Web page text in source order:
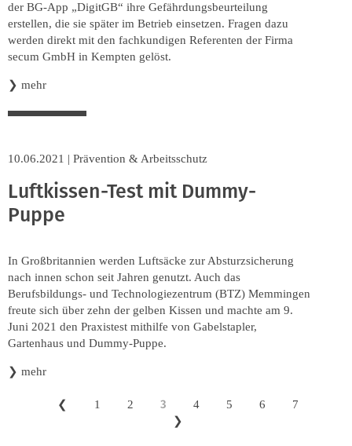
der BG-App „DigitGB“ ihre Gefährdungsbeurteilung
erstellen, die sie später im Betrieb einsetzen. Fragen dazu
werden direkt mit den fachkundigen Referenten der Firma
secum GmbH in Kempten gelöst.
❯ mehr
10.06.2021 | Prävention & Arbeitsschutz
Luftkissen-Test mit Dummy-
Puppe
In Großbritannien werden Luftsäcke zur Absturzsicherung
nach innen schon seit Jahren genutzt. Auch das
Berufsbildungs- und Technologiezentrum (BTZ) Memmingen
freute sich über zehn der gelben Kissen und machte am 9.
Juni 2021 den Praxistest mithilfe von Gabelstapler,
Gartenhaus und Dummy-Puppe.
❯ mehr
❮ 1 2 3 4 5 6
7
❯